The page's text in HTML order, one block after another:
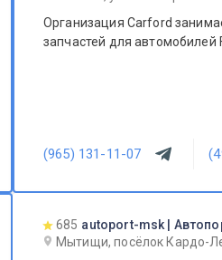
Организация Carford
запчастей для автомобилей
(965) 131-11-07
685 autoport-msk |
Мытищи, посёлок Кардо-